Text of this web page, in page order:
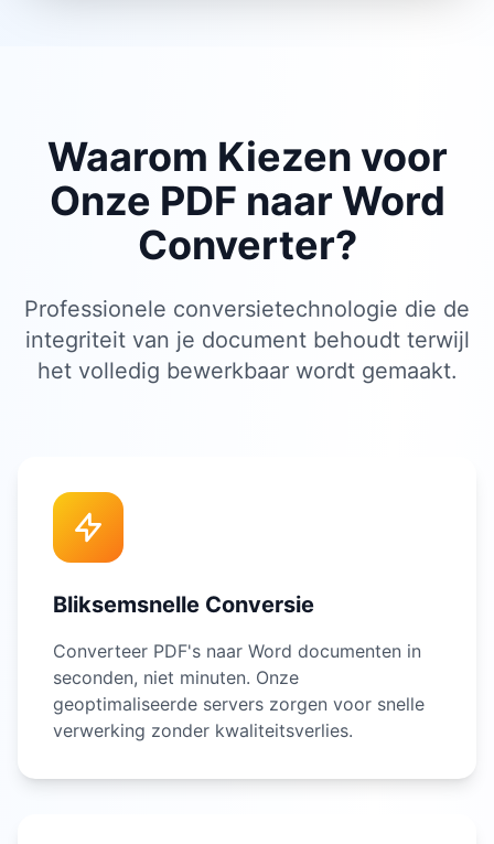
Waarom Kiezen voor
Onze PDF naar Word
Converter?
Professionele conversietechnologie die de
integriteit van je document behoudt terwijl
het volledig bewerkbaar wordt gemaakt.
Bliksemsnelle Conversie
Converteer PDF's naar Word documenten in
seconden, niet minuten. Onze
geoptimaliseerde servers zorgen voor snelle
verwerking zonder kwaliteitsverlies.